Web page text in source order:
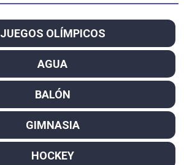
JUEGOS OLÍMPICOS
AGUA
BALÓN
GIMNASIA
HOCKEY